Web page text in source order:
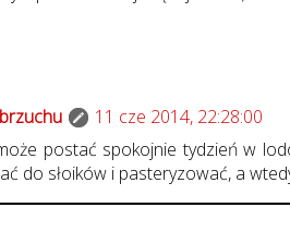
11 cze 2014, 22:28:00
postać spokojnie tydzień w
do słoików i pasteryzować, a